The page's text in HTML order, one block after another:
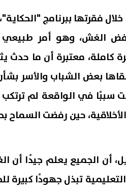
الغش، وهو أمر طبيعي
كاملة، معتبرة أن ما حدث
بعض الشباب والأسر
سببًا في الواقعة لم
حين رفضت السماح
أن الجميع يعلم جيدًا أن
تبذل جهودًا كبيرة
أغرب قصة طلاق.. نقيب
يكشف تفاصيل زواج لم
23 يومًا
07 أغسطس, 2026 12:32 ص